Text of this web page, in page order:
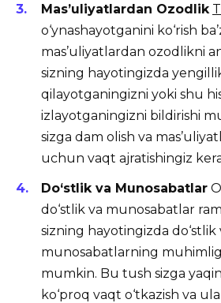
Mas’uliyatlardan Ozodlik
o‘ynashayotganini ko‘rish
mas’uliyatlardan ozodlikni
sizning hayotingizda
qilayotganingizni yoki shu
izlayotganingizni bildirishi
sizga dam olish va
uchun vaqt ajratishingiz
Do‘stlik va Munosabatlar
do‘stlik va munosabatlar
sizning hayotingizda do‘stlik
munosabatlarning
mumkin. Bu tush sizga
ko‘proq vaqt o‘tkazish va